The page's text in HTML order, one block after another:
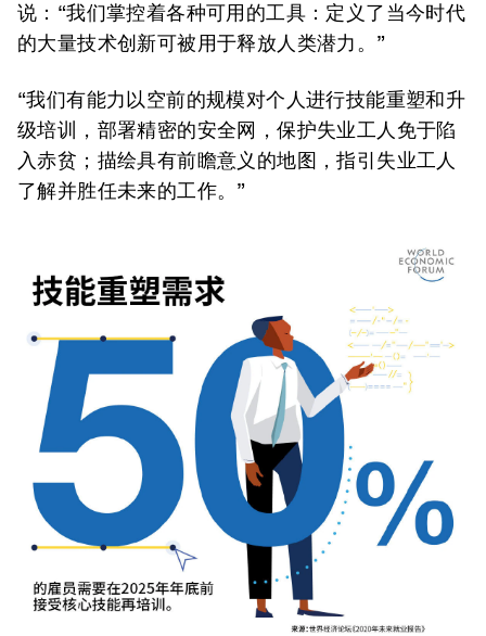
说：“我们掌控着各种可用的工具：定义了当今时代
的大量技术创新可被用于释放人类潜力。”
“我们有能力以空前的规模对个人进行技能重塑和升
级培训，部署精密的安全网，保护失业工人免于陷
入赤贫；描绘具有前瞻意义的地图，指引失业工人
了解并胜任未来的工作。”